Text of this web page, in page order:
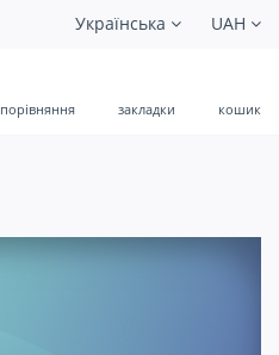
UAH
Українська
порівняння закладки кошик